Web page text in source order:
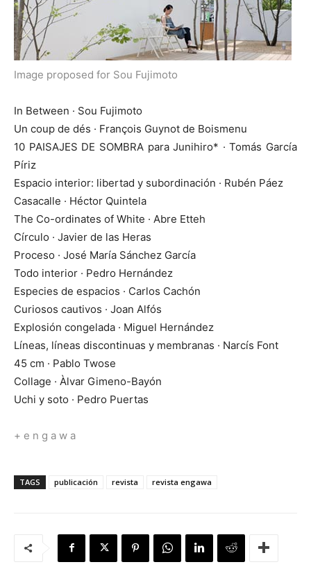
Image proposed for Sou Fujimoto
In Between · Sou Fujimoto
Un coup de dés · François Guynot de Boismenu
10 PAISAJES DE SOMBRA para Junihiro* · Tomás García
Píriz
Espacio interior: libertad y subordinación · Rubén Páez
Casacalle · Héctor Quintela
The Co-ordinates of White · Abre Etteh
Círculo · Javier de las Heras
Proceso · José María Sánchez García
Todo interior · Pedro Hernández
Especies de espacios · Carlos Cachón
Curiosos cautivos · Joan Alfós
Explosión congelada · Miguel Hernández
Líneas, líneas discontinuas y membranas · Narcís Font
45 cm · Pablo Twose
Collage · Àlvar Gimeno-Bayón
Uchi y soto · Pedro Puertas
+ e n g a w a
TAGS publicación revista revista engawa